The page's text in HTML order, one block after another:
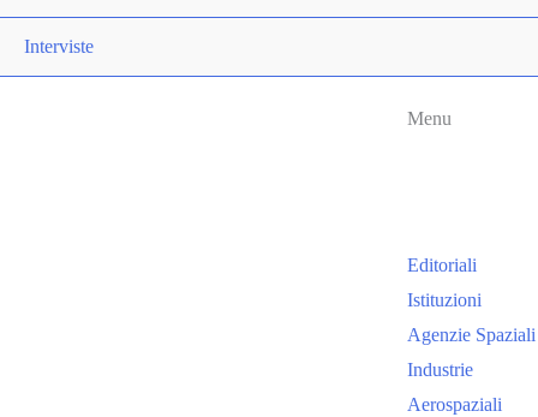
Interviste
Menu
Editoriali
Istituzioni
Agenzie Spaziali
Industrie
Aerospaziali